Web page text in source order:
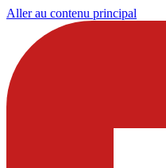
Aller au contenu principal